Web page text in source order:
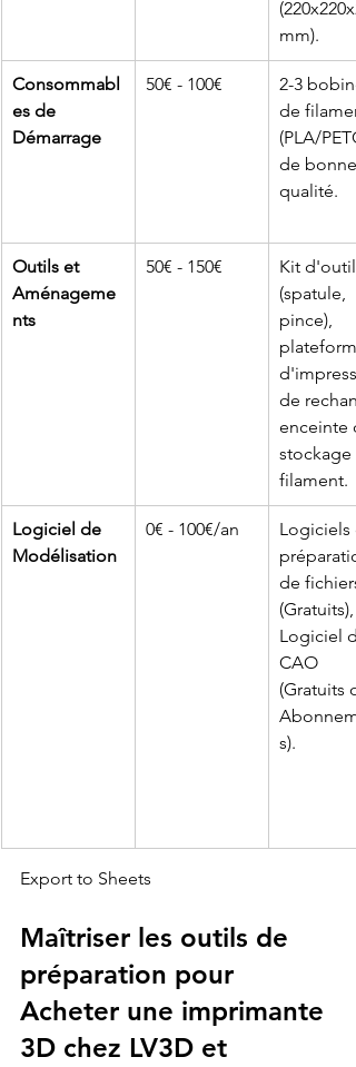
mm).
Consommabl
es de
Démarrage
50€ - 100€
2-3
de
(PLA/
de bonne
qualité.
Outils et
Aménageme
nts
50€ - 150€
Kit
(spatule,
pince),
de
enceinte
stockage
filament.
Logiciel de
Modélisation
0€ - 100€/an
Logiciels
de fichiers
(Gratuits),
Logiciel
CAO
(Gratuits
s).
Export to Sheets
Maîtriser les outils de
préparation pour
Acheter une imprimante
3D chez LV3D et